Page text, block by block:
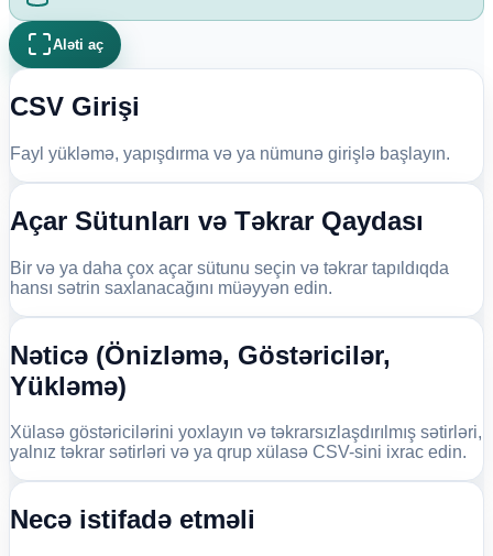
Aləti aç
CSV Girişi
Fayl yükləmə, yapışdırma və ya nümunə girişlə başlayın.
Açar Sütunları və Təkrar Qaydası
Bir və ya daha çox açar sütunu seçin və təkrar tapıldıqda
hansı sətrin saxlanacağını müəyyən edin.
Nəticə (Önizləmə, Göstəricilər,
Yükləmə)
Xülasə göstəricilərini yoxlayın və təkrarsızlaşdırılmış sətirləri,
yalnız təkrar sətirləri və ya qrup xülasə CSV-sini ixrac edin.
Necə istifadə etməli